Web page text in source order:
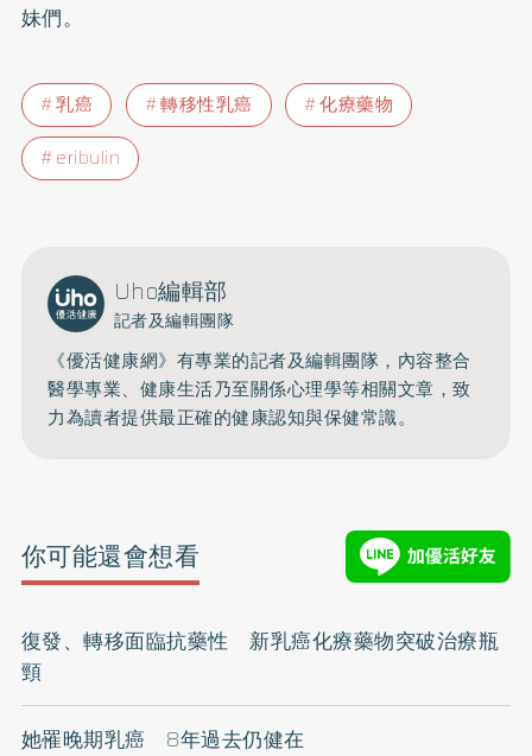
妹們。
乳癌 轉移性乳癌
化療藥物
eribulin
Uho編輯部
記者及編輯團隊
《優活健康網》有專業的記者及編輯團隊，內容整合
醫學專業、健康生活乃至關係心理學等相關文章，致
力為讀者提供最正確的健康認知與保健常識。
你可能還會想看
復發、轉移面臨抗藥性 新乳癌化療藥物突破治療瓶
頸
她罹晚期乳癌 8年過去仍健在